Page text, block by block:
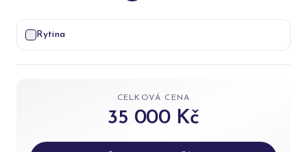
Rytina
CELKOVÁ CENA
35 000 Kč